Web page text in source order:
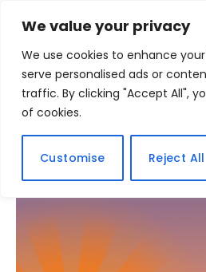
We value your privacy
We use cookies to enhance
serve personalised ads or
traffic. By clicking "Accept All",
of cookies.
Customise Reject All
Home » Posts Tagged "dicas" (Page
BROWSING: